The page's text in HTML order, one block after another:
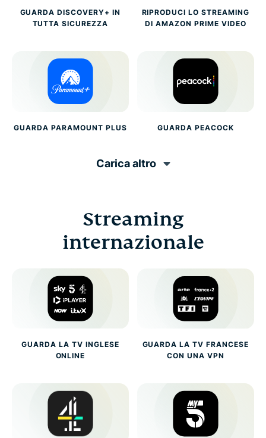
GUARDA DISCOVERY+ IN
TUTTA SICUREZZA
RIPRODUCI LO STREAMING
DI AMAZON PRIME VIDEO
GUARDA PARAMOUNT PLUS GUARDA PEACOCK
Carica altro
Streaming
internazionale
GUARDA LA TV INGLESE
ONLINE
GUARDA LA TV FRANCESE
CON UNA VPN